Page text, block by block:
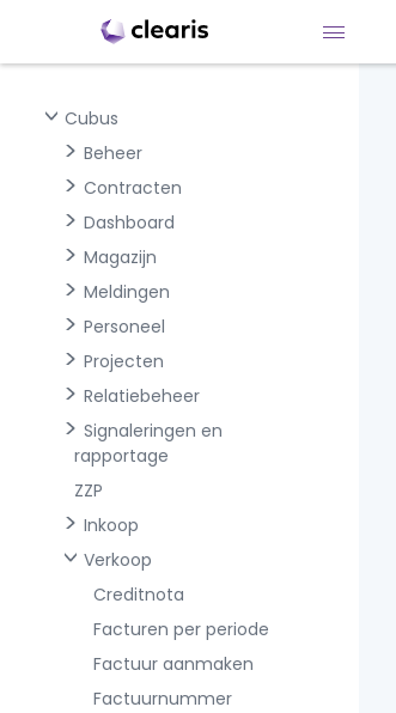
Cubus
Beheer
Contracten
Dashboard
Magazijn
Meldingen
Personeel
Projecten
Relatiebeheer
Signaleringen en
rapportage
ZZP
Inkoop
Verkoop
Creditnota
Facturen per periode
Factuur aanmaken
Factuurnummer